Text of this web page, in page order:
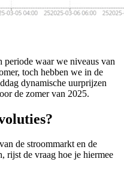
periode waar we niveaus van
toch hebben we in de
dynamische uurprijzen
de zomer van 2025.
de stroommarkt en de
rijst de vraag hoe je hiermee